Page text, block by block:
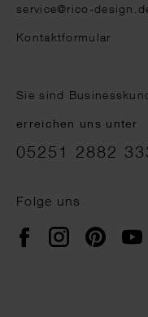
service@rico-
Kontaktformular
Sie sind
erreichen uns unter
05251 2882
Folge uns
FacebookInstagram